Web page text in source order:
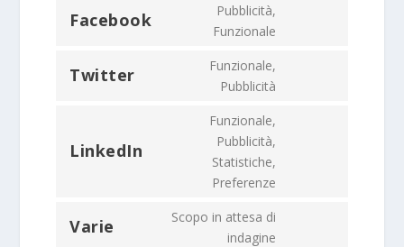
Facebook
Pubblicità,
Funzionale
Twitter
Funzionale,
Pubblicità
LinkedIn
Funzionale,
Pubblicità,
Statistiche,
Preferenze
Varie
Scopo in attesa di
indagine